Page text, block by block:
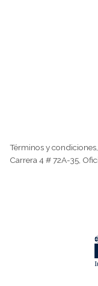
Términos y condiciones,
Carrera 4 # 72A-35,